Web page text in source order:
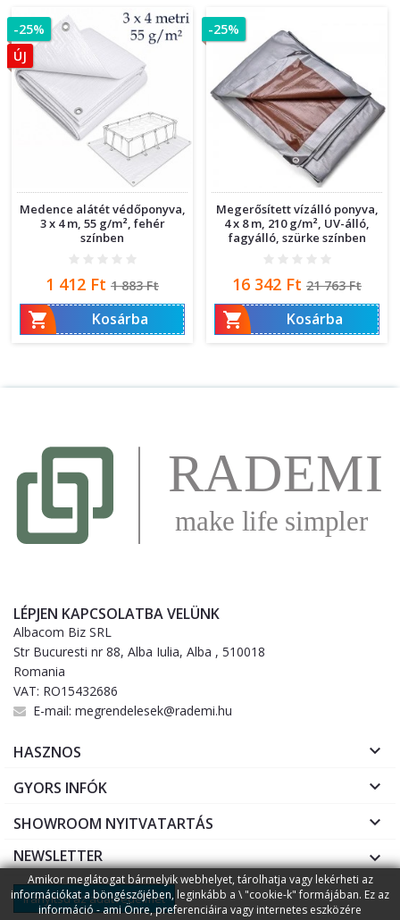
Medence alátét védőponyva,
3 x 4 m, 55 g/m², fehér
színben
Ár
1 412 Ft Normál
ár
1 883 Ft
 Kosárba
-25%
ÚJ
Megerősített vízálló ponyva,
4 x 8 m, 210 g/m², UV-álló,
fagyálló, szürke színben
Ár
16 342 Ft Normál
ár
21 763 Ft
 Kosárba
-25%
LÉPJEN KAPCSOLATBA VELÜNK
Albacom Biz SRL
Str Bucuresti nr 88, Alba Iulia, Alba , 510018
Romania
VAT: RO15432686
E-mail: megrendelesek@rademi.hu
HASZNOS 
GYORS INFÓK 
SHOWROOM NYITVATARTÁS 
NEWSLETTER 
Irányítsd az adatvédelmet
Amikor meglátogat bármelyik webhelyet, tárolhatja vagy lekérheti az
információkat a böngészőjében, leginkább a \ "cookie-k" formájában. Ez az
információ - ami Önre, preferenciáira vagy internetes eszközére